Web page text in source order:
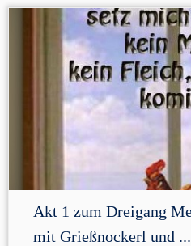
Akt 1 zum Dreigang
mit Grießnockerl und ...